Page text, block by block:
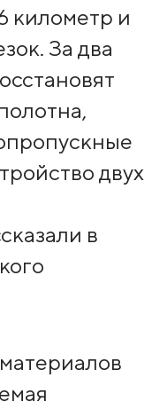
километр и
За два
двух
в